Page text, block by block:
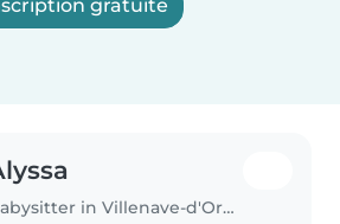
gratuite
Babysitter in Villenave-d'Ornon